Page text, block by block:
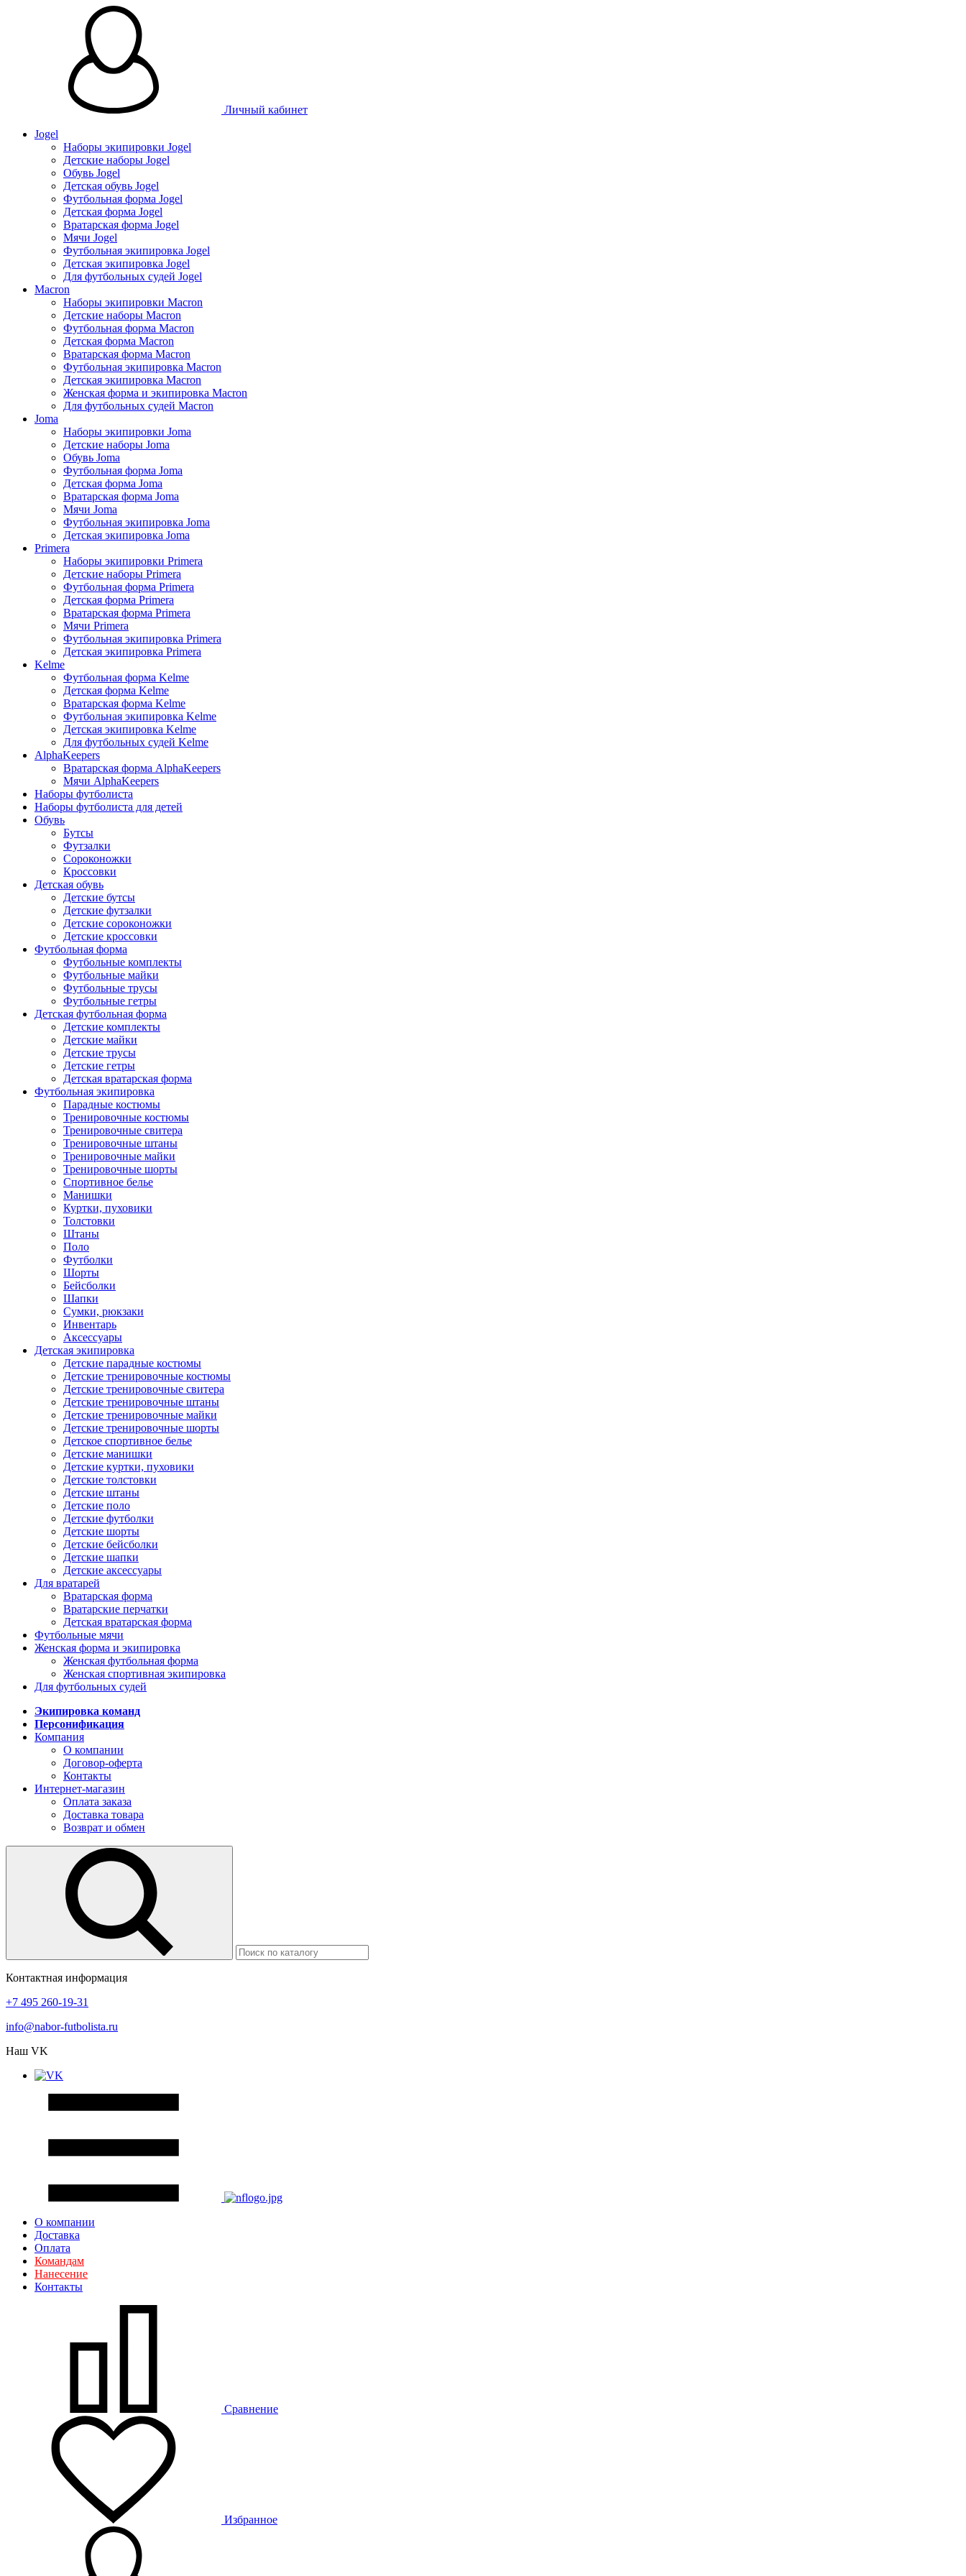
Личный кабинет
Jogel
Наборы экипировки Jogel
Детские наборы Jogel
Обувь Jogel
Детская обувь Jogel
Футбольная форма Jogel
Детская форма Jogel
Вратарская форма Jogel
Мячи Jogel
Футбольная экипировка Jogel
Детская экипировка Jogel
Для футбольных судей Jogel
Macron
Наборы экипировки Macron
Детские наборы Macron
Футбольная форма Macron
Детская форма Macron
Вратарская форма Macron
Футбольная экипировка Macron
Детская экипировка Macron
Женская форма и экипировка Macron
Для футбольных судей Macron
Joma
Наборы экипировки Joma
Детские наборы Joma
Обувь Joma
Футбольная форма Joma
Детская форма Joma
Вратарская форма Joma
Мячи Joma
Футбольная экипировка Joma
Детская экипировка Joma
Primera
Наборы экипировки Primera
Детские наборы Primera
Футбольная форма Primera
Детская форма Primera
Вратарская форма Primera
Мячи Primera
Футбольная экипировка Primera
Детская экипировка Primera
Kelme
Футбольная форма Kelme
Детская форма Kelme
Вратарская форма Kelme
Футбольная экипировка Kelme
Детская экипировка Kelme
Для футбольных судей Kelme
AlphaKeepers
Вратарская форма AlphaKeepers
Мячи AlphaKeepers
Наборы футболиста
Наборы футболиста для детей
Обувь
Бутсы
Футзалки
Сороконожки
Кроссовки
Детская обувь
Детские бутсы
Детские футзалки
Детские сороконожки
Детские кроссовки
Футбольная форма
Футбольные комплекты
Футбольные майки
Футбольные трусы
Футбольные гетры
Детская футбольная форма
Детские комплекты
Детские майки
Детские трусы
Детские гетры
Детская вратарская форма
Футбольная экипировка
Парадные костюмы
Тренировочные костюмы
Тренировочные свитера
Тренировочные штаны
Тренировочные майки
Тренировочные шорты
Спортивное белье
Манишки
Куртки, пуховики
Толстовки
Штаны
Поло
Футболки
Шорты
Бейсболки
Шапки
Сумки, рюкзаки
Инвентарь
Аксессуары
Детская экипировка
Детские парадные костюмы
Детские тренировочные костюмы
Детские тренировочные свитера
Детские тренировочные штаны
Детские тренировочные майки
Детские тренировочные шорты
Детское спортивное белье
Детские манишки
Детские куртки, пуховики
Детские толстовки
Детские штаны
Детские поло
Детские футболки
Детские шорты
Детские бейсболки
Детские шапки
Детские аксессуары
Для вратарей
Вратарская форма
Вратарские перчатки
Детская вратарская форма
Футбольные мячи
Женская форма и экипировка
Женская футбольная форма
Женская спортивная экипировка
Для футбольных судей
Экипировка команд
Персонификация
Компания
О компании
Договор-оферта
Контакты
Интернет-магазин
Оплата заказа
Доставка товара
Возврат и обмен
Контактная информация
+7 495 260-19-31
info@nabor-futbolista.ru
Наш VK
О компании
Доставка
Оплата
Командам
Нанесение
Контакты
Сравнение
Избранное